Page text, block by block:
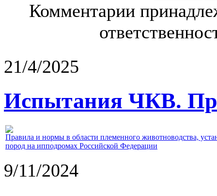
Комментарии
21/4/2025
Испытания ЧКВ.
Правила и нормы в области племенного животноводства,
пород на ипподромах Российской Федерации
9/11/2024